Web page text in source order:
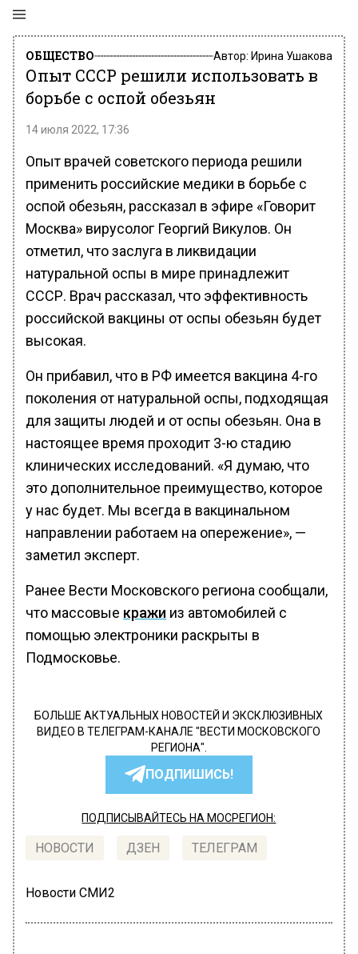
ОБЩЕСТВО Автор: Ирина Ушакова
Опыт СССР решили использовать в
борьбе с оспой обезьян
14 июля 2022, 17:36
Опыт врачей советского периода решили
применить российские медики в борьбе с
оспой обезьян, рассказал в эфире «Говорит
Москва» вирусолог Георгий Викулов. Он
отметил, что заслуга в ликвидации
натуральной оспы в мире принадлежит
СССР. Врач рассказал, что эффективность
российской вакцины от оспы обезьян будет
высокая.
Он прибавил, что в РФ имеется вакцина 4-го
поколения от натуральной оспы, подходящая
для защиты людей и от оспы обезьян. Она в
настоящее время проходит 3-ю стадию
клинических исследований. «Я думаю, что
это дополнительное преимущество, которое
у нас будет. Мы всегда в вакцинальном
направлении работаем на опережение», —
заметил эксперт.
Ранее Вести Московского региона сообщали,
что массовые кражи из автомобилей с
помощью электроники раскрыты в
Подмосковье.
БОЛЬШЕ АКТУАЛЬНЫХ НОВОСТЕЙ И ЭКСКЛЮЗИВНЫХ
ВИДЕО В ТЕЛЕГРАМ-КАНАЛЕ "ВЕСТИ МОСКОВСКОГО
РЕГИОНА".
ПОДПИШИСЬ!
ПОДПИСЫВАЙТЕСЬ НА МОСРЕГИОН:
НОВОСТИ ДЗЕН ТЕЛЕГРАМ
Новости СМИ2